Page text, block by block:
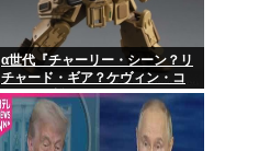
α世代『チャーリー・シーン？リ
チャード・ギア？ケヴィン・コ
スナー？誰ですかそれ？？』何
故なのか